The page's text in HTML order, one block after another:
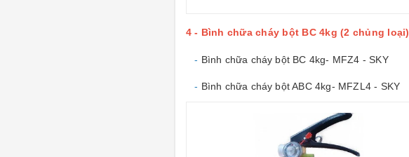
4 - Bình chữa cháy bột BC 4kg (2 chủng loại)
- Bình chữa cháy bột BC 4kg- MFZ4 - SKY
- Bình chữa cháy bột ABC 4kg- MFZL4 - SKY